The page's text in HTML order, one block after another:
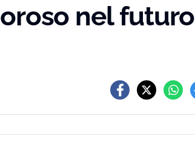
nel futuro